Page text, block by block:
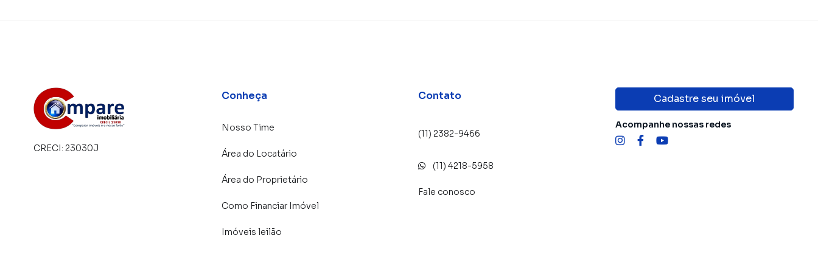
CRECI: 23030J
Conheça
Nosso Time
Área do Locatário
Área do Proprietário
Como Financiar Imóvel
Imóveis leilão
Contato
(11) 2382-9466
(11) 4218-5958
Fale conosco
Cadastre seu imóvel
Acompanhe nossas redes